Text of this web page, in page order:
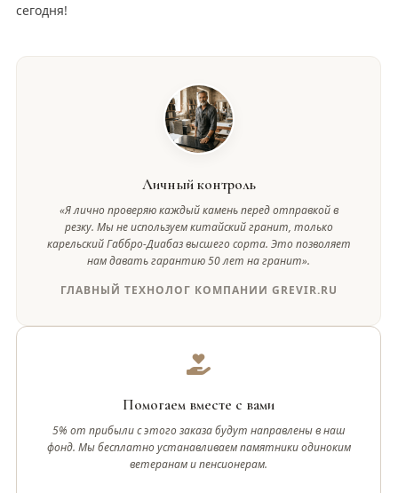
сегодня!
Личный контроль
«Я лично проверяю каждый камень перед отправкой в
резку. Мы не используем китайский гранит, только
карельский Габбро-Диабаз высшего сорта. Это позволяет
нам давать гарантию 50 лет на гранит».
ГЛАВНЫЙ ТЕХНОЛОГ КОМПАНИИ GREVIR.RU
Помогаем вместе с вами
5% от прибыли с этого заказа будут направлены в наш
фонд. Мы бесплатно устанавливаем памятники одиноким
ветеранам и пенсионерам.